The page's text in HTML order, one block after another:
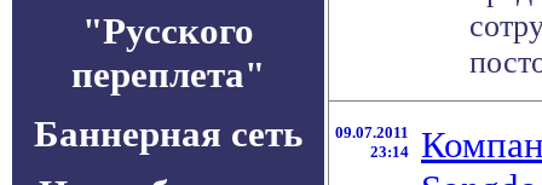
"Русского
переплета"
Баннерная сеть
09.07.2011
23:14